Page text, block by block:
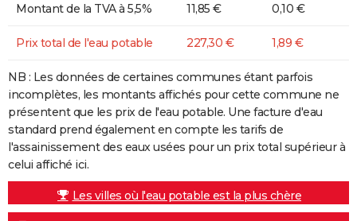
Montant de la TVA à 5,5% 11,85 € 0,10 €
Prix total de l'eau potable 227,30 € 1,89 €
NB : Les données de certaines communes étant parfois
incomplètes, les montants affichés pour cette commune ne
présentent que les prix de l'eau potable. Une facture d'eau
standard prend également en compte les tarifs de
l'assainissement des eaux usées pour un prix total supérieur à
celui affiché ici.
Les villes où l'eau potable est la plus chère